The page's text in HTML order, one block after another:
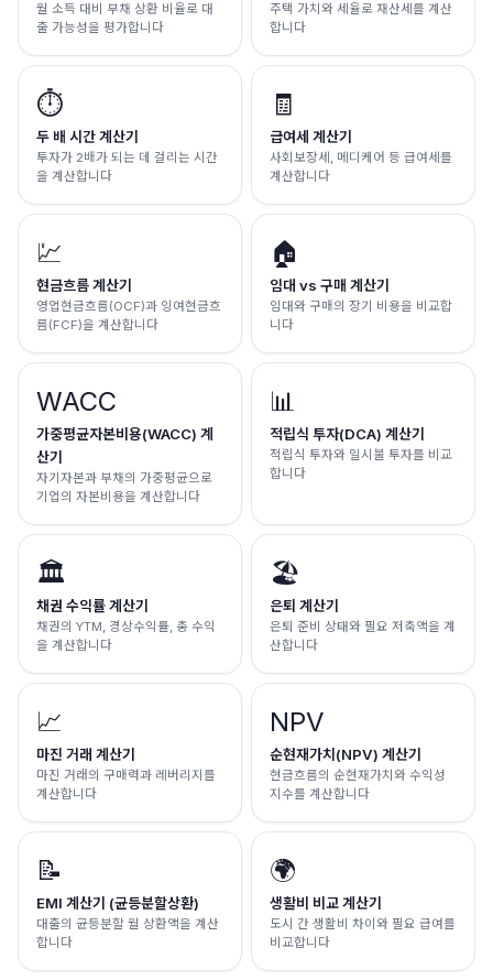
월 소득 대비 부채 상환 비율로 대
출 가능성을 평가합니다
주택 가치와 세율로 재산세를 계산
합니다
⏱️
두 배 시간 계산기
투자가 2배가 되는 데 걸리는 시간
을 계산합니다
🧾
급여세 계산기
사회보장세, 메디케어 등 급여세를
계산합니다
💹
현금흐름 계산기
영업현금흐름(OCF)과 잉여현금흐
름(FCF)을 계산합니다
🏠
임대 vs 구매 계산기
임대와 구매의 장기 비용을 비교합
니다
WACC
가중평균자본비용(WACC) 계
산기
자기자본과 부채의 가중평균으로
기업의 자본비용을 계산합니다
📊
적립식 투자(DCA) 계산기
적립식 투자와 일시불 투자를 비교
합니다
🏛️
채권 수익률 계산기
채권의 YTM, 경상수익률, 총 수익
을 계산합니다
🏖️
은퇴 계산기
은퇴 준비 상태와 필요 저축액을 계
산합니다
📈
마진 거래 계산기
마진 거래의 구매력과 레버리지를
계산합니다
NPV
순현재가치(NPV) 계산기
현금흐름의 순현재가치와 수익성
지수를 계산합니다
📝
EMI 계산기 (균등분할상환)
대출의 균등분할 월 상환액을 계산
합니다
🌍
생활비 비교 계산기
도시 간 생활비 차이와 필요 급여를
비교합니다